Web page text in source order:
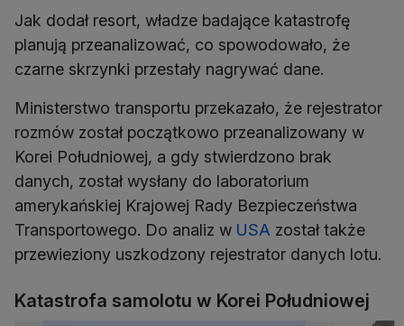
Jak dodał resort, władze badające katastrofę
planują przeanalizować, co spowodowało, że
czarne skrzynki przestały nagrywać dane.
Ministerstwo transportu przekazało, że rejestrator
rozmów został początkowo przeanalizowany w
Korei Południowej, a gdy stwierdzono brak
danych, został wysłany do laboratorium
amerykańskiej Krajowej Rady Bezpieczeństwa
Transportowego. Do analiz w USA został także
przewieziony uszkodzony rejestrator danych lotu.
Katastrofa samolotu w Korei Południowej